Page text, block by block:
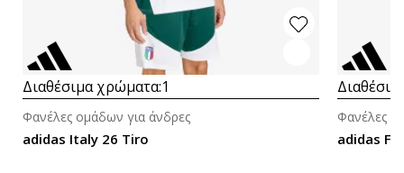
Διαθέσιμα χρώματα:1
adidas Italy 26 Tiro
Φανέλες ομάδων για άνδρες
adidas
Φανέλες